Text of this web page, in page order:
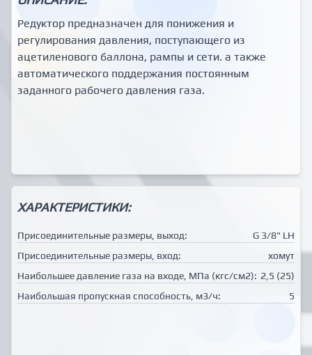
Редуктор предназначен для понижения и
регулирования давления, поступающего из
ацетиленового баллона, рампы и сети. а также
автоматического поддержания постоянным
заданного рабочего давления газа.
ХАРАКТЕРИСТИКИ:
Присоединительные размеры, выход:
G 3/8" LH
Присоединительные размеры, вход:
хомут
Наибольшее давление газа на входе, МПа (кгс/см2): 2,5 (25)
Наибольшая пропускная способность, м3/ч:
5